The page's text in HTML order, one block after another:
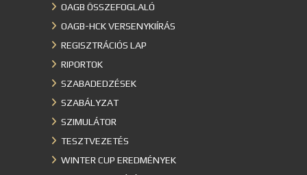
OAGB ÖSSZEFOGLALÓ
OAGB-HCK VERSENYKIÍRÁS
REGISZTRÁCIÓS LAP
RIPORTOK
SZABADEDZÉSEK
SZABÁLYZAT
SZIMULÁTOR
TESZTVEZETÉS
WINTER CUP EREDMÉNYEK